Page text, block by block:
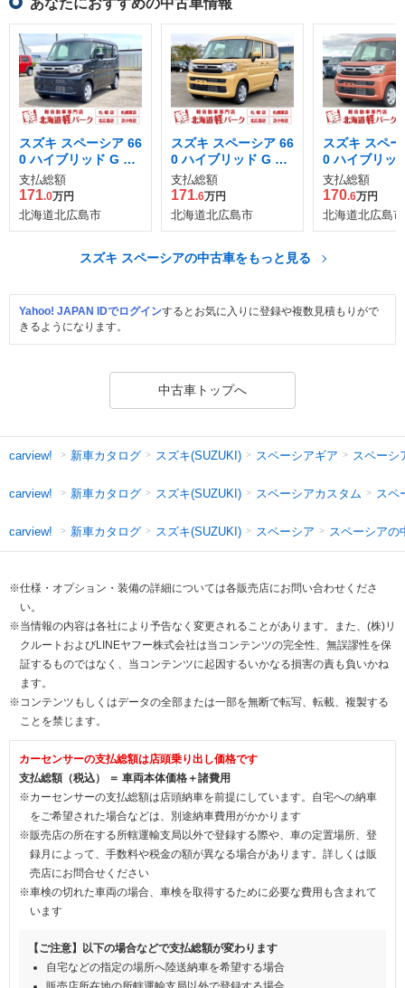
スズキ スペーシア 66
0 ハイブリッド G 4W
D
支払総額
171.0万円
北海道北広島市
スズキ スペーシア 66
0 ハイブリッド G 4W
D
支払総額
171.6万円
北海道北広島市
スズキ スペ
0 ハイブリッ
D
支払総額
170.6万円
北海道北広島市
スズキ スペーシアの中古車をもっと見る
Yahoo! JAPAN IDでログインするとお気に入りに登録や複数見積もりがで
きるようになります。
中古車トップへ
carview! 新車カタログ スズキ(SUZUKI) スペーシアギア スペーシ
carview! 新車カタログ スズキ(SUZUKI) スペーシアカスタム スペ
carview! 新車カタログ スズキ(SUZUKI) スペーシア スペーシアの
※仕様・オプション・装備の詳細については各販売店にお問い合わせくださ
い。
※当情報の内容は各社により予告なく変更されることがあります。また、(株)リ
クルートおよびLINEヤフー株式会社は当コンテンツの完全性、無誤謬性を保
証するものではなく、当コンテンツに起因するいかなる損害の責も負いかね
ます。
※コンテンツもしくはデータの全部または一部を無断で転写、転載、複製する
ことを禁じます。
カーセンサーの支払総額は店頭乗り出し価格です
支払総額（税込） ＝ 車両本体価格＋諸費用
※カーセンサーの支払総額は店頭納車を前提にしています。自宅への納車
をご希望された場合などは、別途納車費用がかかります
※販売店の所在する所轄運輸支局以外で登録する際や、車の定置場所、登
録月によって、手数料や税金の額が異なる場合があります。詳しくは販
売店にお問合せください
※車検の切れた車両の場合、車検を取得するために必要な費用も含まれて
います
【ご注意】以下の場合などで支払総額が変わります
自宅などの指定の場所へ陸送納車を希望する場合